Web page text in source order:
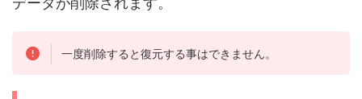
一度削除すると復元する事はできません。